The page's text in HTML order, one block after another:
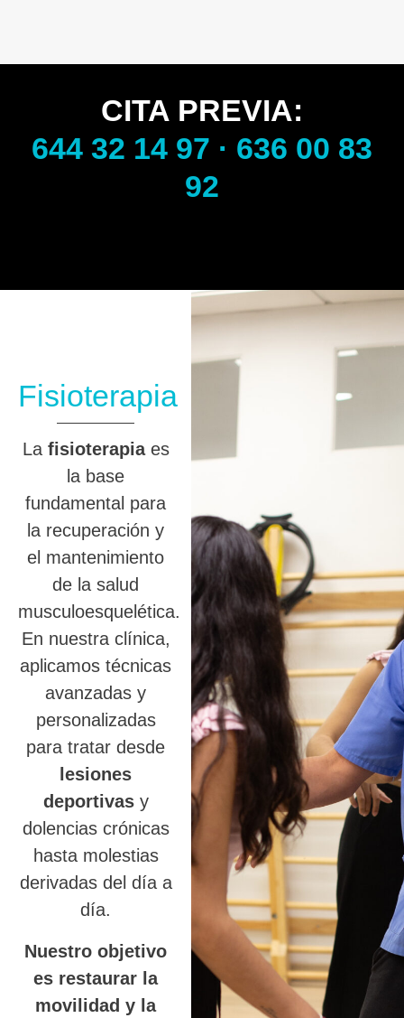
CITA PREVIA:
644 32 14 97 · 636 00 83
92
Fisioterapia
La fisioterapiaes
la base
fundamental para
la recuperación y
el mantenimiento
de la salud
musculoesquelética.
En nuestra clínica,
aplicamos técnicas
avanzadas y
personalizadas
para tratar desde
lesiones
deportivasy
dolencias crónicas
hasta molestias
derivadas del día a
día.
Nuestro objetivo
es restaurar la
movilidad y la